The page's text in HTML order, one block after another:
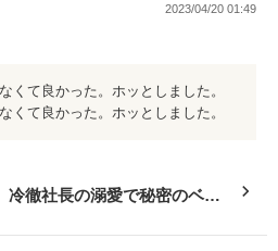
2023/04/20 01:49
くて良かった。ホッとしました。
くて良かった。ホッとしました。
冷徹社長の溺愛で秘密のベビ